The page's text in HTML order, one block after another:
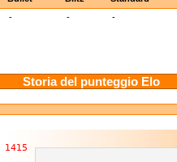
- - -
Storia del punteggio Elo